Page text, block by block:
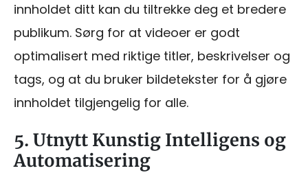
innholdet ditt kan du tiltrekke deg et bredere
publikum. Sørg for at videoer er godt
optimalisert med riktige titler, beskrivelser og
tags, og at du bruker bildetekster for å gjøre
innholdet tilgjengelig for alle.
5. Utnytt Kunstig Intelligens og
Automatisering